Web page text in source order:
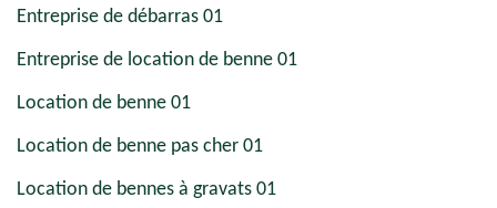
Entreprise de débarras 01
Entreprise de location de benne 01
Location de benne 01
Location de benne pas cher 01
Location de bennes à gravats 01